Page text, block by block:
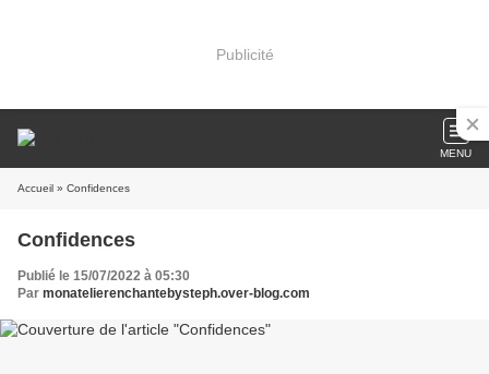
Publicité
MENU
Accueil » Confidences
Confidences
Publié le 15/07/2022 à 05:30
Par monatelierenchantebysteph.over-blog.com